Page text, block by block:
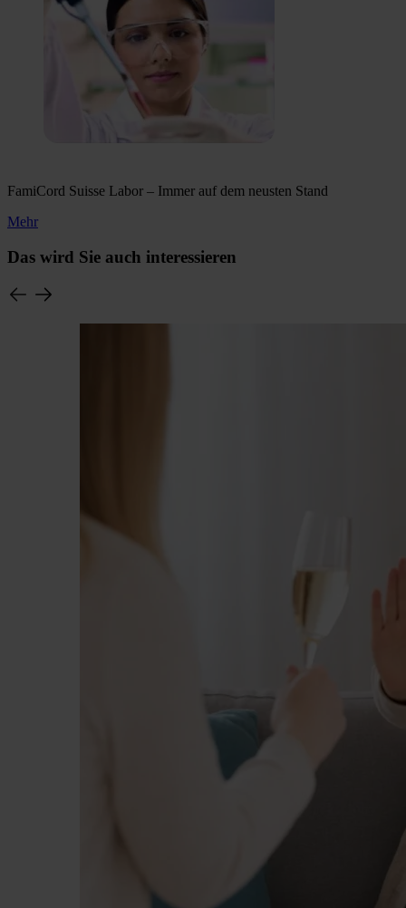
FamiCord Suisse Labor – Immer auf dem neusten Stand
Mehr
Das wird Sie auch interessieren